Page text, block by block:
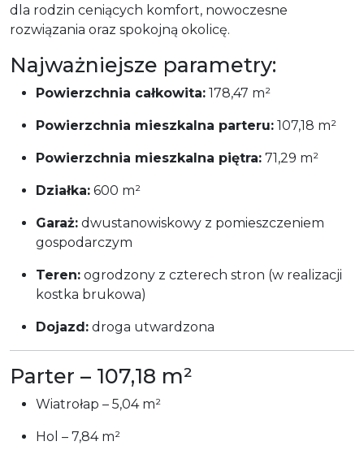
dla rodzin ceniących komfort, nowoczesne
rozwiązania oraz spokojną okolicę.
Najważniejsze parametry:
Powierzchnia całkowita: 178,47 m²
Powierzchnia mieszkalna parteru: 107,18 m²
Powierzchnia mieszkalna piętra: 71,29 m²
Działka: 600 m²
Garaż: dwustanowiskowy z pomieszczeniem
gospodarczym
Teren: ogrodzony z czterech stron (w realizacji
kostka brukowa)
Dojazd: droga utwardzona
Parter – 107,18 m²
Wiatrołap – 5,04 m²
Hol – 7,84 m²